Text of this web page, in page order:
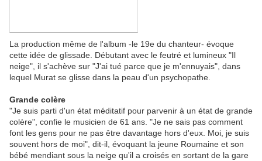
La production même de l'album -le 19e du chanteur- évoque
cette idée de glissade. Débutant avec le feutré et lumineux "Il
neige", il s'achève sur "J'ai tué parce que je m'ennuyais", dans
lequel Murat se glisse dans la peau d'un psychopathe.
Grande colère
"Je suis parti d'un état méditatif pour parvenir à un état de grande
colère", confie le musicien de 61 ans. "Je ne sais pas comment
font les gens pour ne pas être davantage hors d'eux. Moi, je suis
souvent hors de moi", dit-il, évoquant la jeune Roumaine et son
bébé mendiant sous la neige qu'il a croisés en sortant de la gare